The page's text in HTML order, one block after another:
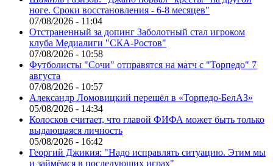
ноге. Сроки восстановления - 6-8 месяцев"
07/08/2026 - 11:04
Отстраненный за допинг Заболотный стал игроком
клуба Медиалиги "СКА-Ростов"
07/08/2026 - 10:58
Футболисты "Сочи" отправятся на матч с "Торпедо" 7
августа
07/08/2026 - 10:57
Александр Ломовицкий перешёл в «Торпедо-БелАЗ»
05/08/2026 - 14:34
Колосков считает, что главой ФИФА может быть только
выдающаяся личность
05/08/2026 - 16:42
Георгий Джикия: "Надо исправлять ситуацию. Этим мы
и займёмся в последующих играх"